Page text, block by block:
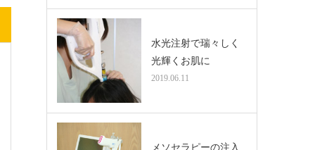
水光注射で瑞々しく
光輝くお肌に
2019.06.11
メソセラピーの注入